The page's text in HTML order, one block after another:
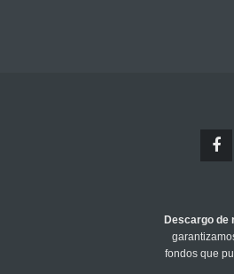
Descargo de
fondos que